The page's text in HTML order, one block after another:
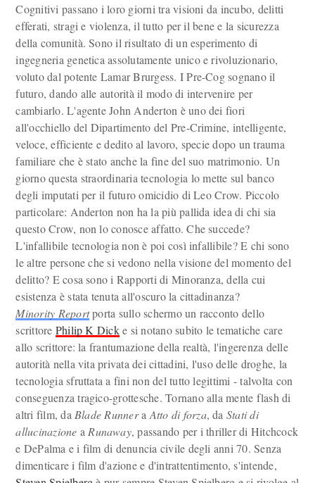
Cognitivi passano i loro giorni tra visioni da incubo, delitti
efferati, stragi e violenza, il tutto per il bene e la sicurezza
della comunità. Sono il risultato di un esperimento di
ingegneria genetica assolutamente unico e rivoluzionario,
voluto dal potente Lamar Brurgess. I Pre-Cog sognano il
futuro, dando alle autorità il modo di intervenire per
cambiarlo. L'agente John Anderton è uno dei fiori
all'occhiello del Dipartimento del Pre-Crimine, intelligente,
veloce, efficiente e dedito al lavoro, specie dopo un trauma
familiare che è stato anche la fine del suo matrimonio. Un
giorno questa straordinaria tecnologia lo mette sul banco
degli imputati per il futuro omicidio di Leo Crow. Piccolo
particolare: Anderton non ha la più pallida idea di chi sia
questo Crow, non lo conosce affatto. Che succede?
L'infallibile tecnologia non è poi così infallibile? E chi sono
le altre persone che si vedono nella visione del momento del
delitto? E cosa sono i Rapporti di Minoranza, della cui
esistenza è stata tenuta all'oscuro la cittadinanza?
Minority Reportporta sullo schermo un racconto dello
scrittore Philip K Dicke si notano subito le tematiche care
allo scrittore: la frantumazione della realtà, l'ingerenza delle
autorità nella vita privata dei cittadini, l'uso delle droghe, la
tecnologia sfruttata a fini non del tutto legittimi - talvolta con
conseguenza tragico-grottesche. Tornano alla mente flash di
altri film, da Blade Runnera Atto di forza, da Stati di
allucinazione a Runaway, passando per i thriller di Hitchcock
e DePalma e i film di denuncia civile degli anni 70. Senza
dimenticare i film d'azione e d'intrattentimento, s'intende,